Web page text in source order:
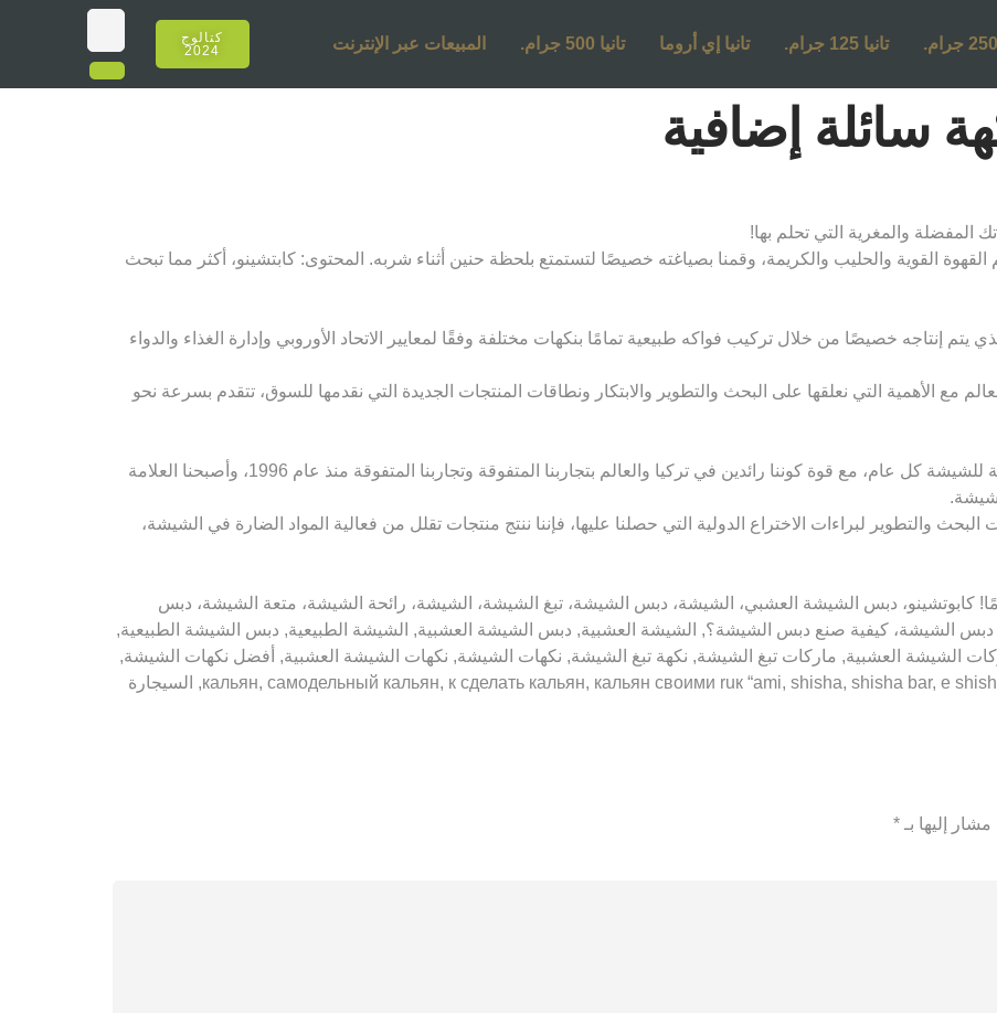
تانيا 125 جرام. تانيا إي أروما تانيا 500 جرام. المبيعات عبر الإنترنت
كتالوج
2024
القهوة القوية والحليب والكريمة، وقمنا بصياغته خصيصًا لتستمتع بلحظة حنين أثناء شربه. المحتوى: كابتشينو، أكثر مما تبحث
يتم إنتاجه خصيصًا من خلال تركيب فواكه طبيعية تمامًا بنكهات مختلفة وفقًا لمعايير الاتحاد الأوروبي وإدارة الغذاء والدواء
مع الأهمية التي نعلقها على البحث والتطوير والابتكار ونطاقات المنتجات الجديدة التي نقدمها للسوق، تتقدم بسرعة نحو
لقد أصبحنا عنوان أولئك الذين يصنعون اتجاهات مختلفة للشيشة كل عام، مع قوة كوننا رائدين في تركيا والعالم بتجاربنا المتفوقة وتجاربنا المتفوقة منذ عام 1996، وأصبحنا العلامة
والتطوير لبراءات الاختراع الدولية التي حصلنا عليها، فإننا ننتج منتجات تقلل من فعالية المواد الضارة في الشيشة،
بيعها للأشخاص الذين تقل أعمارهم عن 18 عامًا! كابوتشينو، دبس الشيشة العشبي، الشيشة، دبس الشيشة، تبغ الشيشة، الشيشة، رائحة الشيشة، متعة الشيشة، دبس
دبس الشيشة، كيفية صنع دبس الشيشة؟, الشيشة العشبية, دبس الشيشة العشبية, الشيشة الطبيعية, دبس الشيشة الطبيعية,
الشيشة العشبية, ماركات تبغ الشيشة, نكهة تبغ الشيشة, نكهات الشيشة, نكهات الشيشة العشبية, أفضل نكهات الشيشة,
كيفية تحضير الشيشة, كيفية صنع الشيشة , кальян, самодельный кальян, к сделать кальян, кальян своими ruк “ami, shisha, shisha bar, e shisha, Liquid, السيجارة
مشار إليها بـ *